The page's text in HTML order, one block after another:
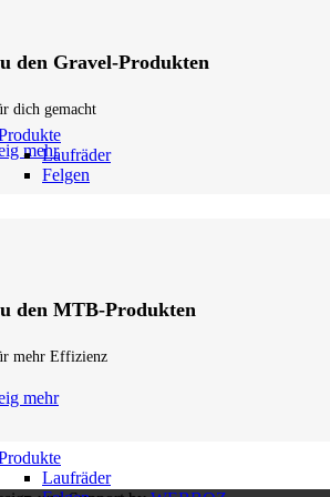
den Gravel-Produkten
dich gemacht
mehrLaufräder
Felgen
den MTB-Produkten
mehr Effizienz
mehr
Laufräder
fibers“ – mit Harz
Startseite